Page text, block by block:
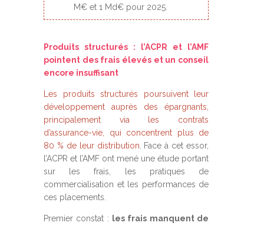
M€ et 1 Md€ pour 2025.
Produits structurés : l’ACPR et l’AMF
pointent des frais élevés et un conseil
encore insuffisant
Les produits structurés poursuivent leur
développement auprès des épargnants,
principalement via les contrats
d’assurance-vie, qui concentrent plus de
80 % de leur distribution . Face à cet essor,
l’ACPR et l’AMF ont mené une étude portant
sur les frais, les pratiques de
commercialisation et les performances de
ces placements.
Premier constat : les frais manquent de